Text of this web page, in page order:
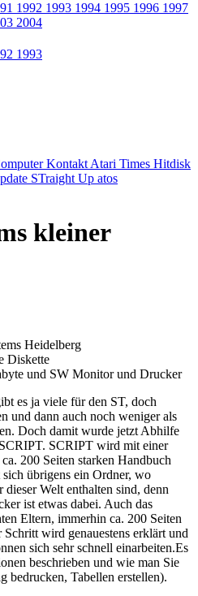
1992 1993 1994 1995 1996 1997
2004
1993
Kontakt Atari Times Hitdisk
STraight Up atos
kleiner
Heidelberg
Diskette
und SW Monitor und Drucker
es ja viele für den ST, doch
und dann auch noch weniger als
Doch damit wurde jetzt Abhilfe
SCRIPT wird mit einer
200 Seiten starken Handbuch
übrigens ein Ordner, wo
Welt enthalten sind, denn
ist etwas dabei. Auch das
Eltern, immerhin ca. 200 Seiten
Schritt wird genauestens erklärt und
sich sehr schnell einarbeiten.Es
beschrieben und wie man Sie
bedrucken, Tabellen erstellen).